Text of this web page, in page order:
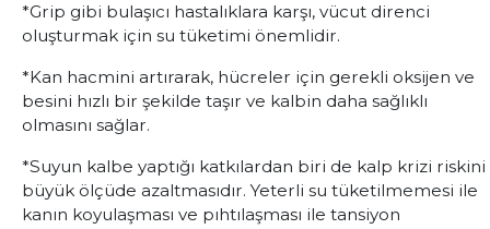
*Grip gibi bulaşıcı hastalıklara karşı, vücut direnci
oluşturmak için su tüketimi önemlidir.
*Kan hacmini artırarak, hücreler için gerekli oksijen ve
besini hızlı bir şekilde taşır ve kalbin daha sağlıklı
olmasını sağlar.
*Suyun kalbe yaptığı katkılardan biri de kalp krizi riskini
büyük ölçüde azaltmasıdır. Yeterli su tüketilmemesi ile
kanın koyulaşması ve pıhtılaşması ile tansiyon